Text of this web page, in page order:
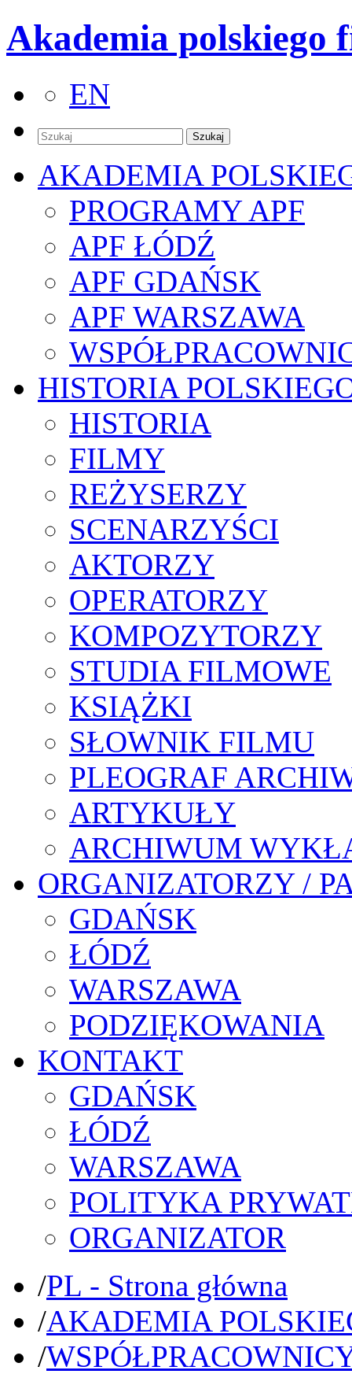
Akademia polskiego
EN
AKADEMIA
PROGRAMY APF
APF ŁÓDŹ
APF GDAŃSK
APF WARSZAWA
HISTORIA
HISTORIA
FILMY
REŻYSERZY
SCENARZYŚCI
AKTORZY
OPERATORZY
KOMPOZYTORZY
STUDIA FILMOWE
KSIĄŻKI
SŁOWNIK FILMU
PLEOGRAF
ARTYKUŁY
ARCHIWUM
ORGANIZATORZY /
GDAŃSK
ŁÓDŹ
WARSZAWA
PODZIĘKOWANIA
KONTAKT
GDAŃSK
ŁÓDŹ
WARSZAWA
POLITYKA
ORGANIZATOR
/PL - Strona główna
/AKADEMIA
/